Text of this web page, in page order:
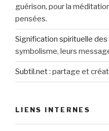
guérison, pour la
pensées.
Signification spirituelle des
symbolisme, leurs
Subtil.net: partage et
LIENS INTERNES